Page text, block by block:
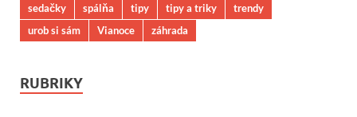
sedačky
spálňa tipy tipy a triky
trendy
urob si sám
Vianoce záhrada
RUBRIKY